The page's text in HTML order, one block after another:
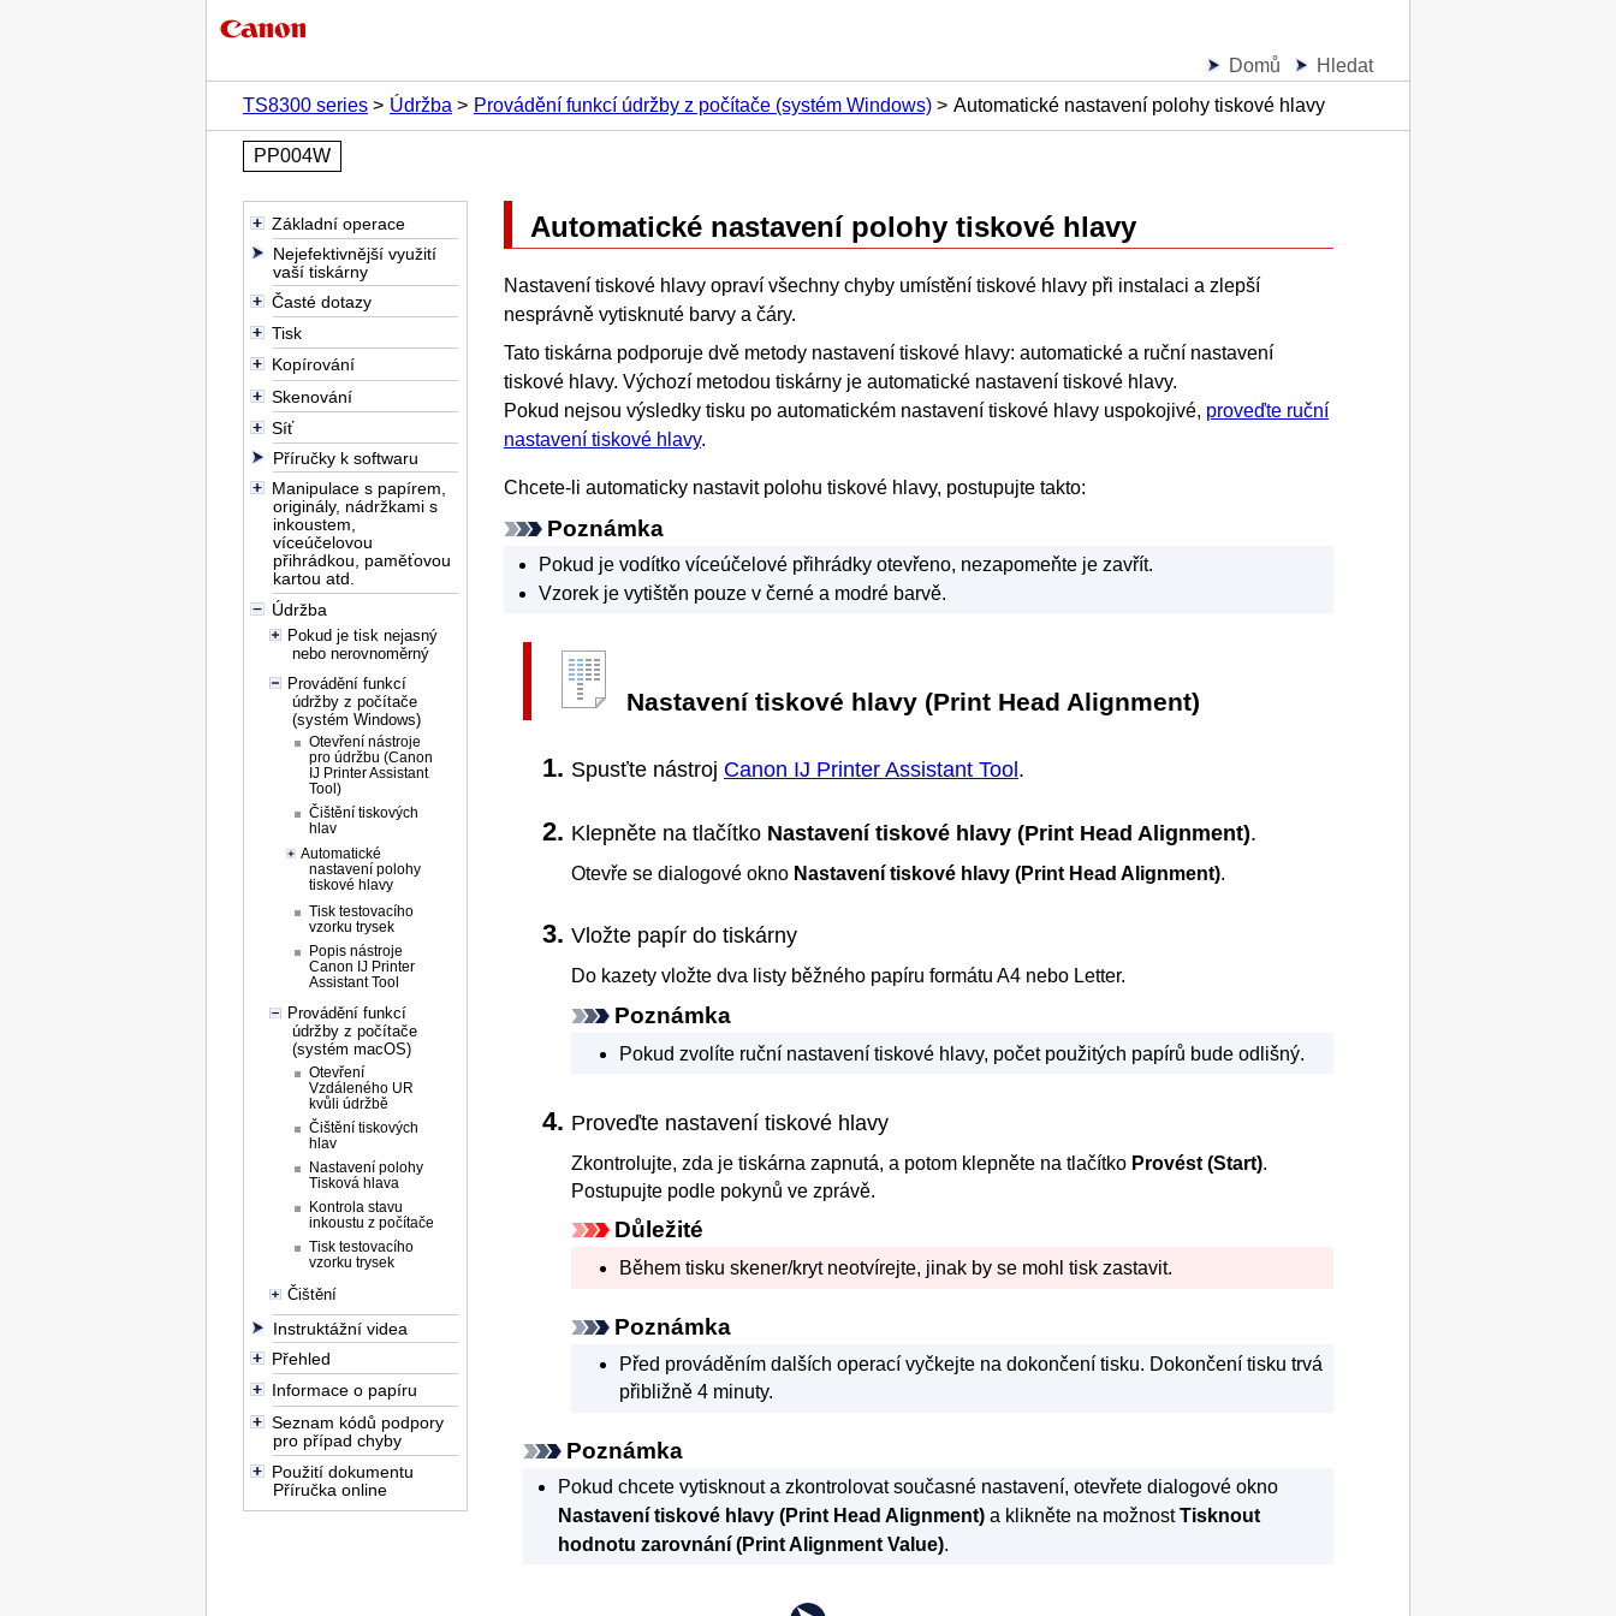
Domů
Hledat
TS8300 series
Údržba Provádění funkcí údržby z počítače (systém Windows) Automatické nastavení polohy tiskové hlavy
PP004W
Základní operace
Nejefektivnější využití
vaší tiskárny
Časté dotazy
Tisk
Kopírování
Skenování
Síť
Příručky k softwaru
Manipulace s papírem,
originály, nádržkami s
inkoustem,
víceúčelovou
přihrádkou, paměťovou
kartou atd.
Údržba
Pokud je tisk nejasný
nebo nerovnoměrný
Provádění funkcí
údržby z počítače
(systém Windows)
Otevření nástroje
pro údržbu (Canon
IJ Printer Assistant
Tool)
Čištění tiskových
hlav
Automatické
nastavení polohy
tiskové hlavy
Tisk testovacího
vzorku trysek
Popis nástroje
Canon IJ Printer
Assistant Tool
Provádění funkcí
údržby z počítače
(systém macOS)
Otevření
Vzdáleného UR
kvůli údržbě
Čištění tiskových
hlav
Nastavení polohy
Tisková hlava
Kontrola stavu
inkoustu z počítače
Tisk testovacího
vzorku trysek
Čištění
Instruktážní videa
Přehled
Informace o papíru
Seznam kódů podpory
pro případ chyby
Použití dokumentu
Příručka online
Automatické nastavení polohy tiskové hlavy
Nastavení tiskové hlavy opraví všechny chyby umístění tiskové hlavy při instalaci a zlepší
nesprávně vytisknuté barvy a čáry.
Tato tiskárna podporuje dvě metody nastavení tiskové hlavy: automatické a ruční nastavení
tiskové hlavy. Výchozí metodou tiskárny je automatické nastavení tiskové hlavy.
Pokud nejsou výsledky tisku po automatickém nastavení tiskové hlavy uspokojivé, proveďte ruční
nastavení tiskové hlavy.
Chcete-li automaticky nastavit polohu tiskové hlavy, postupujte takto:
Poznámka
Pokud je vodítko víceúčelové přihrádkyotevřeno, nezapomeňte je zavřít.
Vzorek je vytištěn pouze v černé a modré barvě.
Nastavení tiskové hlavy (Print Head Alignment)
Spusťte nástroj Canon IJ Printer Assistant Tool.
Klepněte na tlačítko Nastavení tiskové hlavy (Print Head Alignment).
Otevře se dialogové okno Nastavení tiskové hlavy (Print Head Alignment).
Vložte papír do tiskárny
Do kazety vložte dva listy běžného papíru formátu A4 nebo Letter.
Poznámka
Pokud zvolíte ruční nastavení tiskové hlavy, počet použitých papírů bude odlišný.
Proveďte nastavení tiskové hlavy
Zkontrolujte, zda je tiskárna zapnutá, a potom klepněte na tlačítko Provést (Start).
Postupujte podle pokynů ve zprávě.
Důležité
Během tiskuskener/krytneotvírejte, jinak by se mohl tisk zastavit.
Poznámka
Před prováděním dalších operací vyčkejte na dokončení tisku. Dokončení tisku trvá
přibližně 4 minuty.
Poznámka
Pokud chcete vytisknout a zkontrolovat současné nastavení, otevřete dialogové okno
Nastavení tiskové hlavy (Print Head Alignment)a klikněte na možnostTisknout
hodnotu zarovnání (Print Alignment Value).